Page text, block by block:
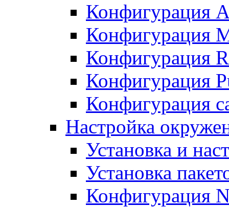
Конфигурация
Конфигурация
Конфигурация
Конфигурация
Конфигурация
Настройка
Установка и
Установка
Конфигурация